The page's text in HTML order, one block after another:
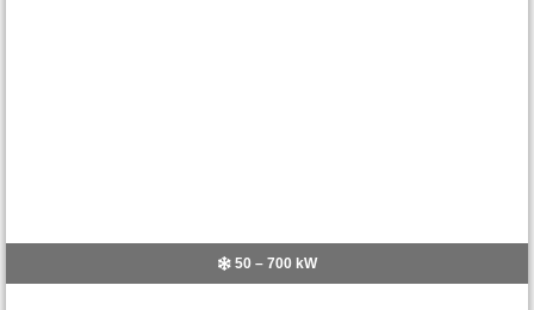
50 – 700 kW